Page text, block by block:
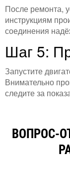
После ремонта,
инструкциям
соединения
Шаг 5:
Запустите
Внимательно
следите за
ВОПРОС-